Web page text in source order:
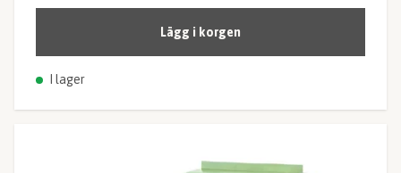
Lägg i korgen
I lager